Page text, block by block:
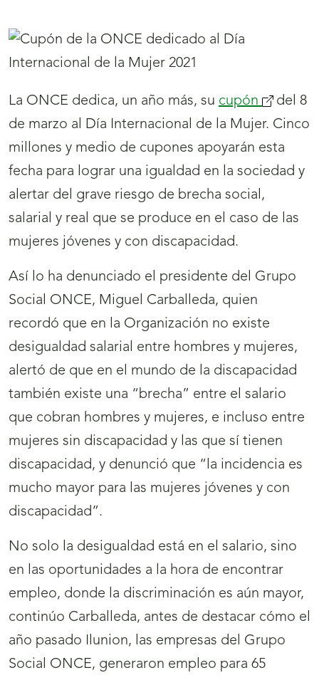
La ONCE dedica, un año más, su cupón (se
abrirá
nueva
ventana)
del 8
de marzo al Día Internacional de la Mujer. Cinco
millones y medio de cupones apoyarán esta
fecha para lograr una igualdad en la sociedad y
alertar del grave riesgo de brecha social,
salarial y real que se produce en el caso de las
mujeres jóvenes y con discapacidad.
Así lo ha denunciado el presidente del Grupo
Social ONCE, Miguel Carballeda, quien
recordó que en la Organización no existe
desigualdad salarial entre hombres y mujeres,
alertó de que en el mundo de la discapacidad
también existe una “brecha” entre el salario
que cobran hombres y mujeres, e incluso entre
mujeres sin discapacidad y las que sí tienen
discapacidad, y denunció que “la incidencia es
mucho mayor para las mujeres jóvenes y con
discapacidad”.
No solo la desigualdad está en el salario, sino
en las oportunidades a la hora de encontrar
empleo, donde la discriminación es aún mayor,
continúo Carballeda, antes de destacar cómo el
año pasado Ilunion, las empresas del Grupo
Social ONCE, generaron empleo para 65